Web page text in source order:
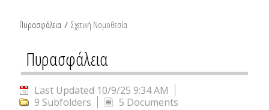
Πυρασφάλεια / Σχετική Νομοθεσία
Πυρασφάλεια
Last Updated 10/9/25 9:34 AM
9 Subfolders
5 Documents